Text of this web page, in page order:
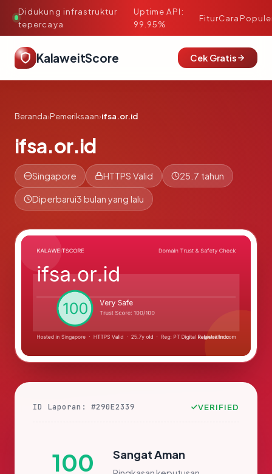
Didukung infrastruktur
tepercaya
·
Uptime API:
99.95%
FiturCara
KalaweitScore Cek Gratis
Beranda›Pemeriksaan›ifsa.or.id
ifsa.or.id
Singapore HTTPS Valid 25.7 tahun
Diperbarui3 bulan yang lalu
ID Laporan: #290E2339 VERIFIED
100 Sangat Aman